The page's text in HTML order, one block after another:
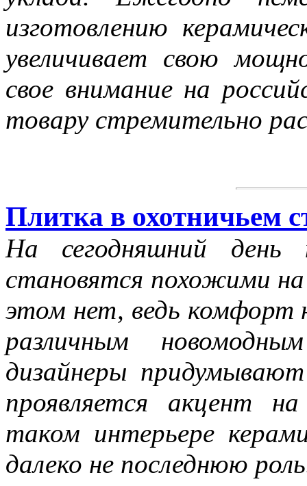
изготовлению
увеличивает свою
свое внимание на
товару стремительно
Плитка в охотничьем
На сегодняшний
становятся похожими на
этом нет, ведь комфорт
различным
дизайнеры
проявляется акцент
таком интерьере
далеко не последнюю